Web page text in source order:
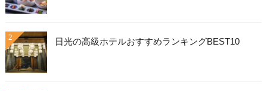
2 日光の高級ホテルおすすめランキングBEST10